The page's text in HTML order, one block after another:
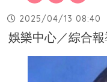
2025/04/13 08:40
娛樂中心／綜合報